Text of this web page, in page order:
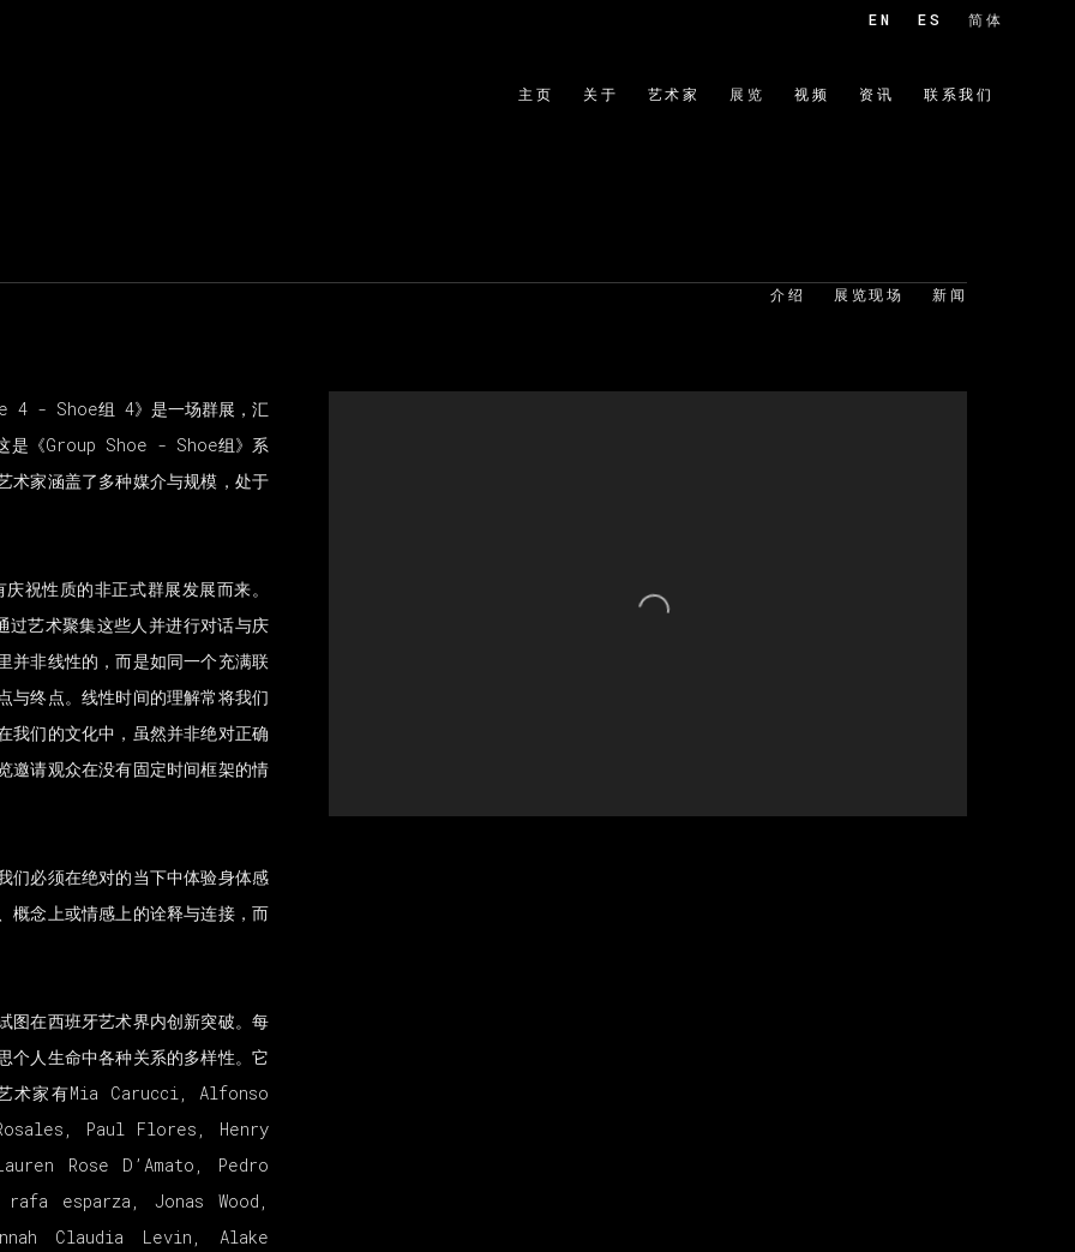
主页 关于 艺术家 展览 视频 资讯 联系我们
EN ES 简体
介绍 展览现场 新闻
4 - Shoe组 4》是一场群展，汇
这是《Group Shoe - Shoe组》系
术家涵盖了多种媒介与规模，处于
祝性质的非正式群展发展而来。
艺术聚集这些人并进行对话与庆
并非线性的，而是如同一个充满联
与终点。线性时间的理解常将我们
我们的文化中，虽然并非绝对正确
邀请观众在没有固定时间框架的情
们必须在绝对的当下中体验身体感
概念上或情感上的诠释与连接，而
图在西班牙艺术界内创新突破。每
个人生命中各种关系的多样性。它
艺术家有Mia Carucci, Alfonso
Paul Flores, Henry
Rose D’Amato, Pedro
esparza, Jonas Wood,
Claudia Levin, Alake